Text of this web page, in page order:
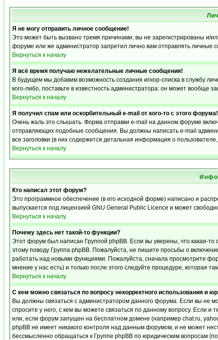
Я не могу отправить личное сообщение!
Это может быть вызвано тремя причинами; вы не зарегистрированы и/
форуме или же администратор запретил лично вам отправлять личные
Вернуться к началу
Я всё время получаю нежелательные личные сообщения!
В будущем мы добавим возможность создания игнор-списка в службу
кого-либо, поставьте в известность администратора: он может вообще
Вернуться к началу
Я получил спам или оскорбительный e-mail от кого-то с этого форума!
Очень жаль это слышать. Форма отправки e-mail на данном форуме
отправляющих подобные сообщения. Вы должны написать e-mail
все заголовки (в них содержится детальная информация о
Вернуться к началу
Кто написал этот форум?
Это программное обеспечение (в его исходной форме) написано и
выпускается под лицензией GNU General Public Licence и может
Вернуться к началу
Почему здесь нет такой-то функции?
Этот форум был написан Группой phpBB. Если вы уверены, что какая-
этому поводу Группа phpBB. Пожалуйста, не пишите просьбы о
работать над новыми функциями. Пожалуйста, сначала просмотрите
мнение у нас есть) и только после этого следуйте процедуре, которая
Вернуться к началу
С кем можно связаться по вопросу некорректного использования и
Вы должны связаться с администратором данного форума. Если вы не
спросите у него, с кем вы можете связаться по данному вопросу. Если
или, если форум запущен на бесплатном домене (например chat.ru,
phpBB не имеет никакого контроля над данным форумом, и не может
бессмысленно обращаться к Группе phpBB по юридическим вопросам